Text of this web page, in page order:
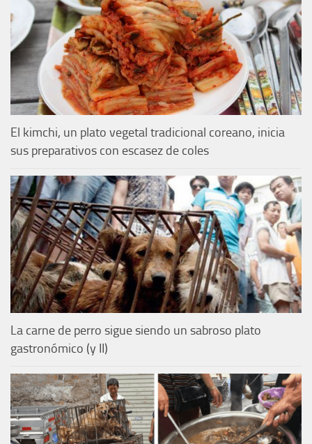
El kimchi, un plato vegetal tradicional coreano, inicia
sus preparativos con escasez de coles
La carne de perro sigue siendo un sabroso plato
gastronómico (y II)